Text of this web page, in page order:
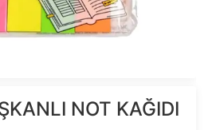
NOT KAĞIDI